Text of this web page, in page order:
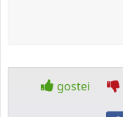
gostei